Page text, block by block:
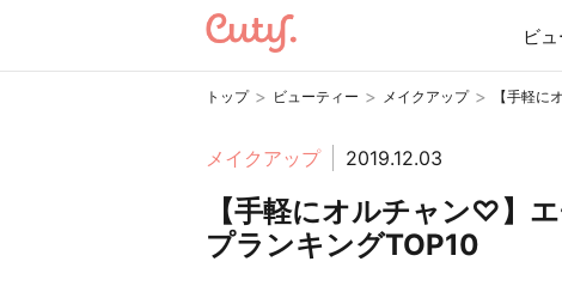
ビ
トップ > ビューティー > メイクアップ > 【手軽
メイクアップ 2019.12.03
【手軽にオルチャン♡】
プランキングTOP10